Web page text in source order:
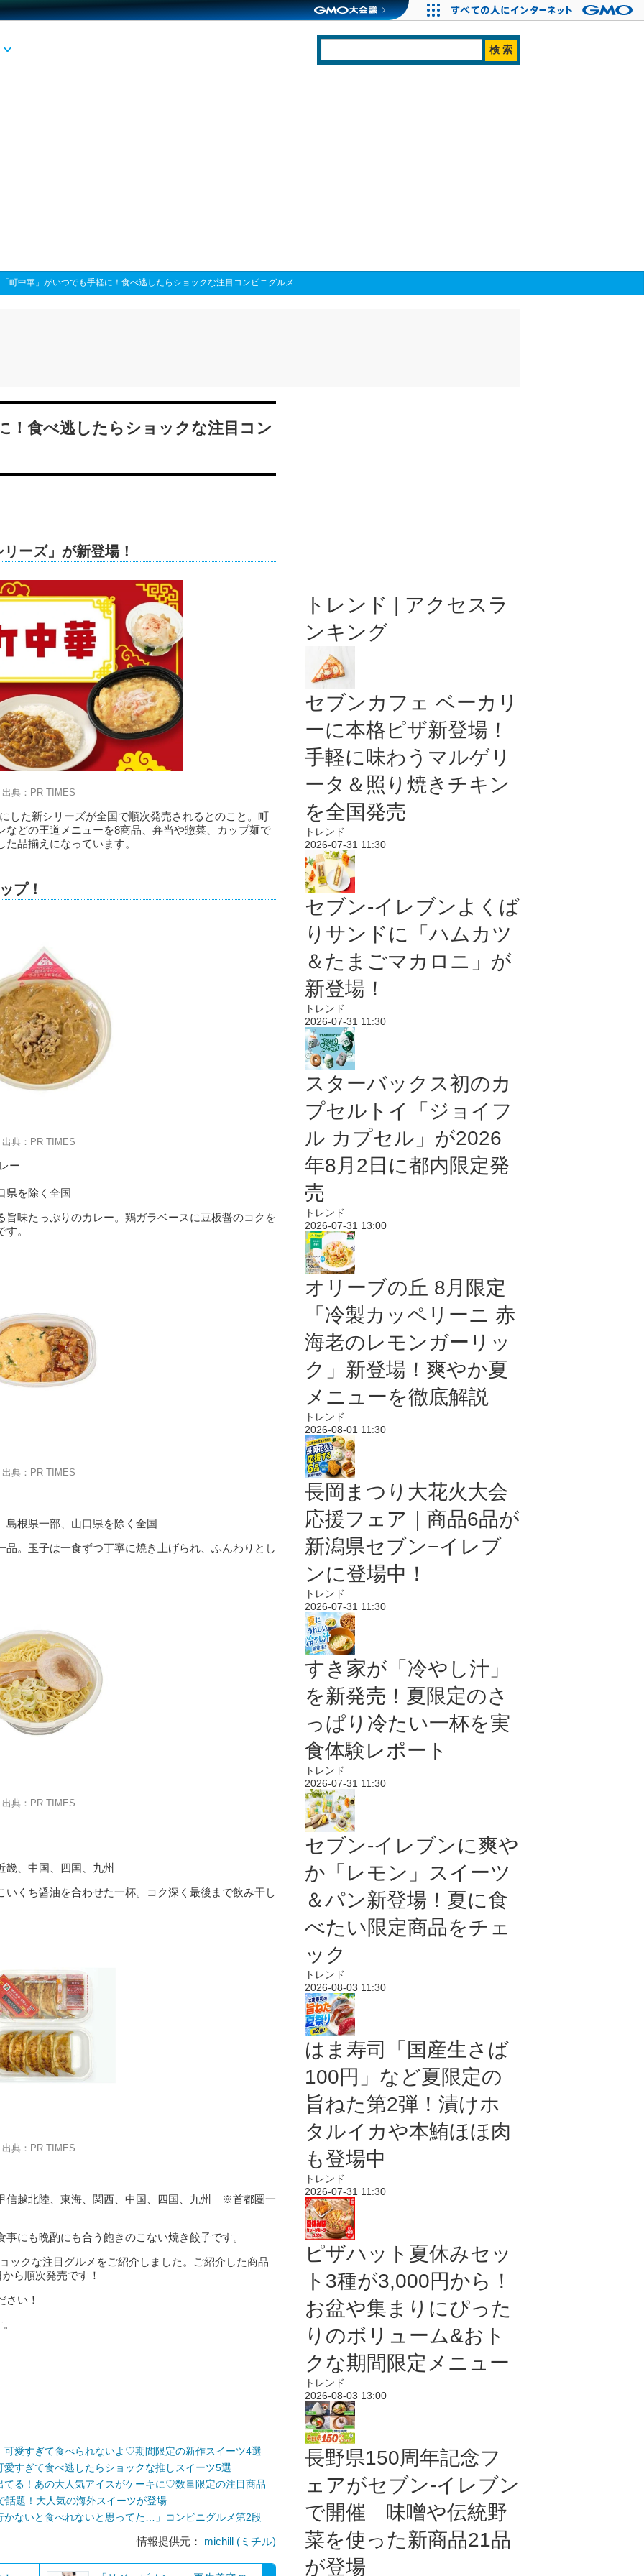
「町中華」がいつでも手軽に！食べ逃したらショックな注目コンビニグルメ
！食べ逃したらショックな注目コン
ーズ」が新登場！
出典：PR TIMES
した新シリーズが全国で順次発売されるとのこと。町
どの王道メニューを8商品、弁当や惣菜、カップ麺で
品揃えになっています。
プ！
出典：PR TIMES
ー
県を除く全国
味たっぷりのカレー。鶏ガラベースに豆板醤のコクを
。
出典：PR TIMES
島根県一部、山口県を除く全国
。玉子は一食ずつ丁寧に焼き上げられ、ふんわりとし
出典：PR TIMES
畿、中国、四国、九州
くち醤油を合わせた一杯。コク深く最後まで飲み干し
出典：PR TIMES
信越北陸、東海、関西、中国、四国、九州 ※首都圏一
にも晩酌にも合う飽きのこない焼き餃子です。
ックな注目グルメをご紹介しました。ご紹介した商品
ら順次発売です！
さい！
愛すぎて食べられないよ♡期間限定の新作スイーツ4選
すぎて食べ逃したらショックな推しスイーツ5選
る！あの大人気アイスがケーキに♡数量限定の注目商品
話題！大人気の海外スイーツが登場
ないと食べれないと思ってた…」コンビニグルメ第2段
情報提供元： michill (ミチル)
トレンド | アクセスラ
ンキング
セブンカフェ ベーカリ
ーに本格ピザ新登場！
手軽に味わうマルゲリ
ータ＆照り焼きチキン
を全国発売
トレンド
2026-07-31 11:30
セブン‐イレブンよくば
りサンドに「ハムカツ
＆たまごマカロニ」が
新登場！
トレンド
2026-07-31 11:30
スターバックス初のカ
プセルトイ「ジョイフ
ル カプセル」が2026
年8月2日に都内限定発
売
トレンド
2026-07-31 13:00
オリーブの丘 8月限定
「冷製カッペリーニ 赤
海老のレモンガーリッ
ク」新登場！爽やか夏
メニューを徹底解説
トレンド
2026-08-01 11:30
長岡まつり大花火大会
応援フェア｜商品6品が
新潟県セブン−イレブ
ンに登場中！
トレンド
2026-07-31 11:30
すき家が「冷やし汁」
を新発売！夏限定のさ
っぱり冷たい一杯を実
食体験レポート
トレンド
2026-07-31 11:30
セブン‐イレブンに爽や
か「レモン」スイーツ
＆パン新登場！夏に食
べたい限定商品をチェ
ック
トレンド
2026-08-03 11:30
はま寿司「国産生さば
100円」など夏限定の
旨ねた第2弾！漬けホ
タルイカや本鮪ほほ肉
も登場中
トレンド
2026-07-31 11:30
ピザハット夏休みセッ
ト3種が3,000円から！
お盆や集まりにぴった
りのボリューム&おト
クな期間限定メニュー
トレンド
2026-08-03 13:00
長野県150周年記念フ
ェアがセブン-イレブン
で開催 味噌や伝統野
菜を使った新商品21品
が登場